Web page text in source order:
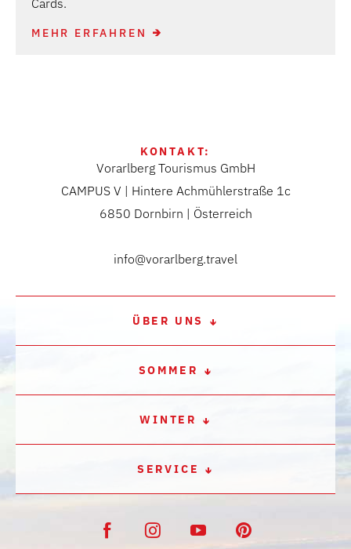
MEHR ERFAHREN
KONTAKT:
Vorarlberg Tourismus GmbH
CAMPUS V | Hintere Achmühlerstraße 1c
6850 Dornbirn | Österreich
info@vorarlberg.travel
ÜBER UNS
SOMMER
WINTER
SERVICE